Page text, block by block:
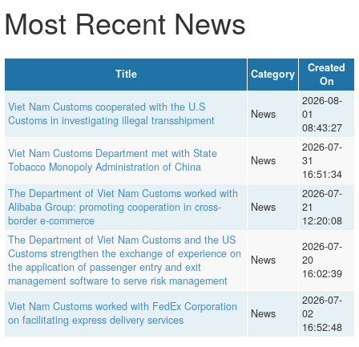
Most Recent News
Title Category
Created
On
Viet Nam Customs cooperated with the U.S
Customs in investigating illegal transshipment
News
2026-08-
01
08:43:27
Viet Nam Customs Department met with State
Tobacco Monopoly Administration of China
News
2026-07-
31
16:51:34
The Department of Viet Nam Customs worked with
Alibaba Group: promoting cooperation in cross-
border e-commerce
News
2026-07-
21
12:20:08
The Department of Viet Nam Customs and the US
Customs strengthen the exchange of experience on
the application of passenger entry and exit
management software to serve risk management
News
2026-07-
20
16:02:39
Viet Nam Customs worked with FedEx Corporation
on facilitating express delivery services
News
2026-07-
02
16:52:48